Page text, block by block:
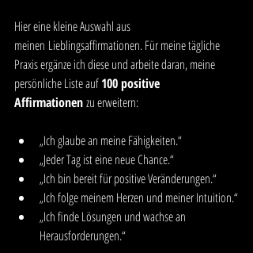
Hier eine kleine Auswahl aus
meinen Lieblingsaffirmationen. Für meine tägliche
Praxis ergänze ich diese und arbeite daran, meine
persönliche Liste auf 100 positive
Affirmationen zu erweitern:
„Ich glaube an meine Fähigkeiten.“
„Jeder Tag ist eine neue Chance.“
„Ich bin bereit für positive Veränderungen.“
„Ich folge meinem Herzen und meiner Intuition.“
„Ich finde Lösungen und wachse an
Herausforderungen.“